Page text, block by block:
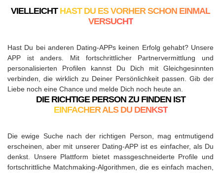
VIELLEICHT HAST DU ES VORHER SCHON EINMAL
VERSUCHT
Hast Du bei anderen Dating-APPs keinen Erfolg gehabt? Unsere
APP ist anders. Mit fortschrittlicher Partnervermittlung und
personalisierten Profilen kannst Du Dich mit Gleichgesinnten
verbinden, die wirklich zu Deiner Persönlichkeit passen. Gib der
Liebe noch eine Chance und melde Dich noch heute an.
DIE RICHTIGE PERSON ZU FINDEN IST
EINFACHER ALS DU DENKST
Die ewige Suche nach der richtigen Person, mag entmutigend
erscheinen, aber mit unserer Dating-APP ist es einfacher, als Du
denkst. Unsere Plattform bietet massgeschneiderte Profile und
fortschrittliche Matchmaking-Algorithmen, die es einfach machen,